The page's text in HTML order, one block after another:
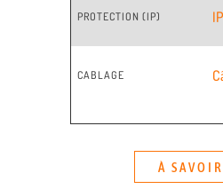
PROTECTION (IP)
CABLAGE
À